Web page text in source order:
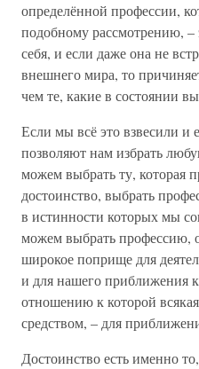
определённой профессии,
подобному рассмотрению, –
себя, и если даже она не
внешнего мира, то
чем те, какие в состоянии
Если мы всё это взвесили и
позволяют нам избрать
можем выбрать ту, которая
достоинство, выбрать
в истинности которых мы
можем выбрать профессию,
широкое поприще для
и для нашего приближения
отношению к которой
средством, – для
Достоинство есть именно